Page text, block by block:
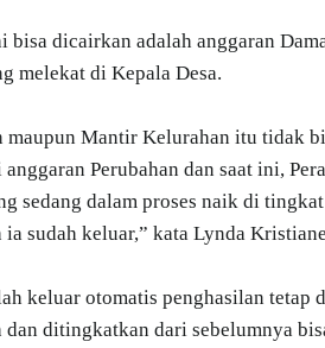
dicairkan adalah anggaran
melekat di Kepala Desa.
maupun Mantir Kelurahan itu tidak
Perubahan dan saat ini,
sedang dalam proses naik di
sudah keluar,” kata Lynda
keluar otomatis penghasilan tetap
ditingkatkan dari sebelumnya